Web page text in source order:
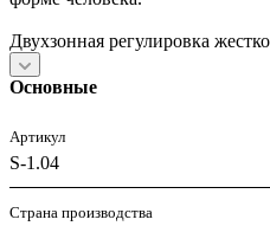
Двухзонная регулировка
Основные
Артикул
S-1.04
Страна производства